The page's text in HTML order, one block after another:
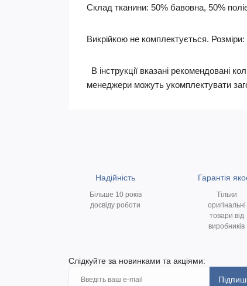
Склад тканини: 50% бавовна, 50%
Викрійкою не комплектується.
В інструкції вказані рекомендовані
менеджери можуть укомплектувати
Надійність
Більше 10 років
досвіду роботи
Гарантія
Тільки
оригінальні
товари від
виробників
Слідкуйте за новинками та акціями: